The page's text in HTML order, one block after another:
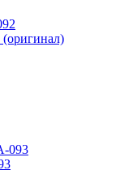
(оригинал)